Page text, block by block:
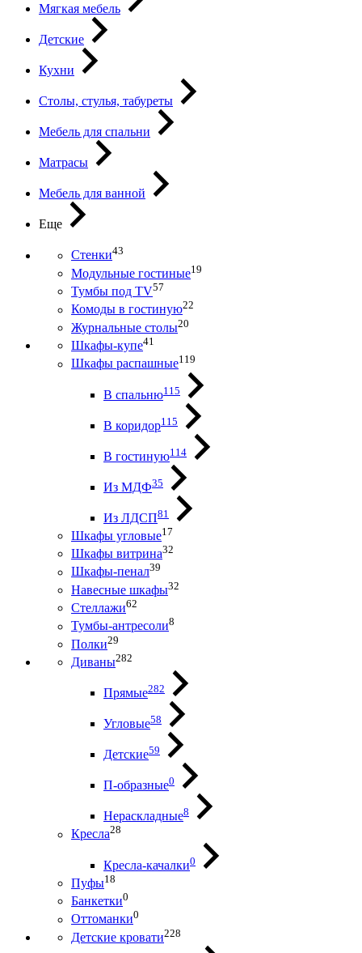
Мягкая мебель
Детские
Кухни
Столы, стулья, табуреты
Мебель для спальни
Матрасы
Мебель для ванной
Еще
Стенки43
Модульные гостиные19
Тумбы под ТV57
Комоды в гостиную22
Журнальные столы20
Шкафы-купе41
Шкафы распашные119
В спальню115
В коридор115
В гостиную114
Из МДФ35
Из ЛДСП81
Шкафы угловые17
Шкафы витрина32
Шкафы-пенал39
Навесные шкафы32
Стеллажи62
Тумбы-антресоли8
Полки29
Диваны282
Прямые282
Угловые58
Детские59
П-образные0
Нераскладные8
Кресла28
Кресла-качалки0
Пуфы18
Банкетки0
Оттоманки0
Детские кровати228